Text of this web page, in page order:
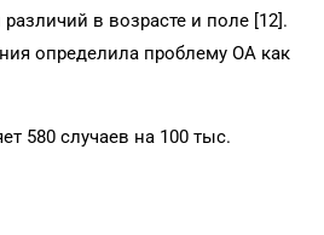
в возрасте и поле [12].
определила проблему ОА как
580 случаев на 100 тыс.